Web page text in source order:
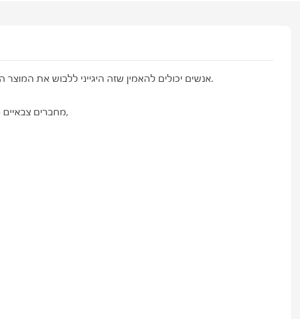
אנשים יכולים להאמין שזה היגייני ללבוש את המוצר הזה. הוא שומר על כפות הרגליים יבשות ומפחית ריחות, מה שעוזר לאנשים להימנע ממחלות הקשורות לכפות הרגליים.
מחברים צבאיים מסדרת 3106, נמצאים בשימוש נרחב בציוד תקשורת צבאי, מכ"ם, הנחיה ימית, רובוטיקה וכו'. סדרה זו כוללת תקע ישר,